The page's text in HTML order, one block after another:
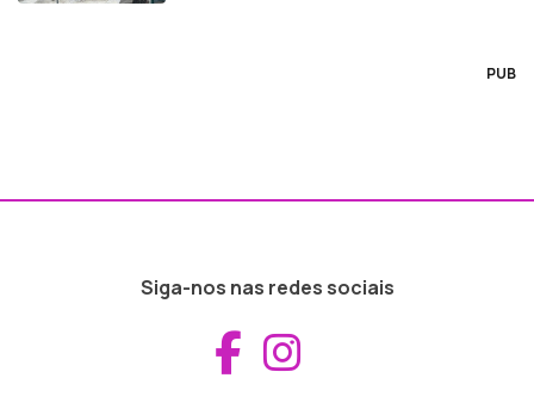
PUB
Siga-nos nas redes sociais
Aceder ao